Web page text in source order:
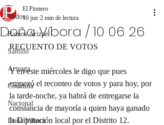
Todos
Ramos Arizpe
Saltillo
Arteaga
Coahuila
Nacional
Doña Víbora
Doña Víbora / 10 06 26
El Pionero
10 jun 2 min de lectura
RECUENTO DE VOTOS
Y en este miércoles le digo que pues
empezó el reconteo de votos y para hoy, por
la tarde-noche, ya habrá de entregarse la
constancia de mayoría a quien haya ganado
la Diputación local por el Distrito 12.